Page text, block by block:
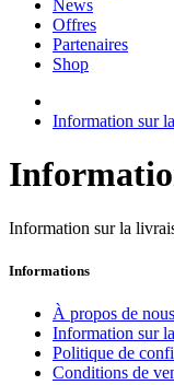
News
Offres
Partenaires
Shop
Information sur
Information sur la
Informations
À propos de nous
Information sur
Politique de
Conditions de